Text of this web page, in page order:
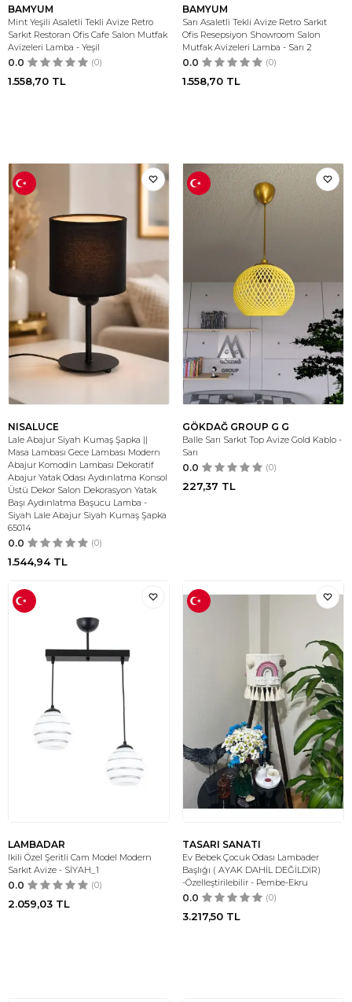
BAMYUM
Mint Yeşili Asaletli Tekli Avize Retro
Sarkıt Restoran Ofis Cafe Salon Mutfak
Avizeleri Lamba - Yeşil
0.0 (0)
1.558,70 TL
BAMYUM
Sarı Asaletli Tekli Avize Retro Sarkıt
Ofis Resepsiyon Showroom Salon
Mutfak Avizeleri Lamba - Sarı 2
0.0 (0)
1.558,70 TL
NISALUCE
Lale Abajur Siyah Kumaş Şapka ||
Masa Lambası Gece Lambası Modern
Abajur Komodin Lambası Dekoratif
Abajur Yatak Odası Aydınlatma Konsol
Üstü Dekor Salon Dekorasyon Yatak
Başı Aydınlatma Başucu Lamba -
Siyah Lale Abajur Siyah Kumaş Şapka
65014
0.0 (0)
1.544,94TL
GÖKDAĞ GROUP G G
Balle Sarı Sarkıt Top Avize Gold Kablo -
Sarı
0.0 (0)
227,37 TL
LAMBADAR
Ikili Özel Şeritli Cam Model Modern
Sarkıt Avize - SİYAH_1
0.0 (0)
2.059,03 TL
TASARI SANATI
Ev Bebek Çocuk Odası Lambader
Başlığı ( AYAK DAHİL DEĞİLDİR)
-Özelleştirilebilir - Pembe-Ekru
0.0 (0)
3.217,50 TL